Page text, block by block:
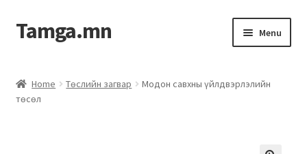
Tamga.mn Menu
ХАБЭА-н багц
Home Төслийн загвар
Модон савхны үйлдвэрлэлийн
төсөл